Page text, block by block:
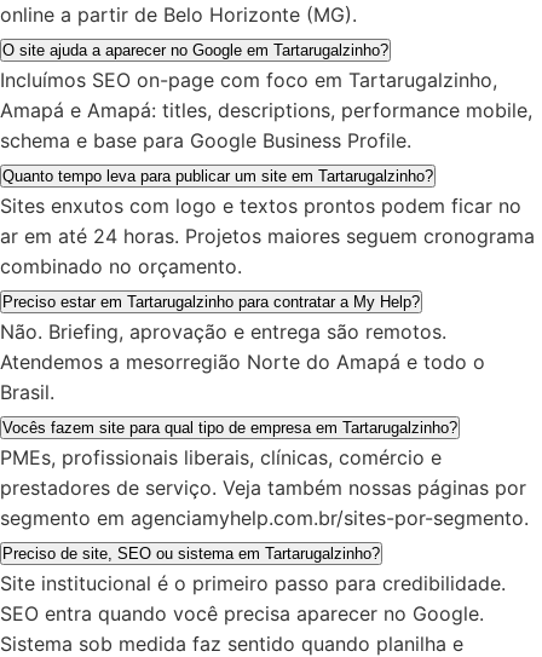
online a partir de Belo Horizonte (MG).
O site ajuda a aparecer no Google em Tartarugalzinho?
Incluímos SEO on-page com foco em Tartarugalzinho,
Amapá e Amapá: titles, descriptions, performance mobile,
schema e base para Google Business Profile.
Quanto tempo leva para publicar um site em Tartarugalzinho?
Sites enxutos com logo e textos prontos podem ficar no
ar em até 24 horas. Projetos maiores seguem cronograma
combinado no orçamento.
Preciso estar em Tartarugalzinho para contratar a My Help?
Não. Briefing, aprovação e entrega são remotos.
Atendemos a mesorregião Norte do Amapá e todo o
Brasil.
Vocês fazem site para qual tipo de empresa em Tartarugalzinho?
PMEs, profissionais liberais, clínicas, comércio e
prestadores de serviço. Veja também nossas páginas por
segmento em agenciamyhelp.com.br/sites-por-segmento.
Preciso de site, SEO ou sistema em Tartarugalzinho?
Site institucional é o primeiro passo para credibilidade.
SEO entra quando você precisa aparecer no Google.
Sistema sob medida faz sentido quando planilha e